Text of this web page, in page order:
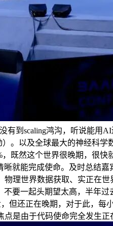
到scaling鸿沟，听说能
以及全球最大的神经科
既然这个世界很晚期，很
就能完成使命。及时总结
理世界数据获取、实正在
要一起头期望太高，半年
还正在晚期，对于此，每
是由于代码使命完全发生正